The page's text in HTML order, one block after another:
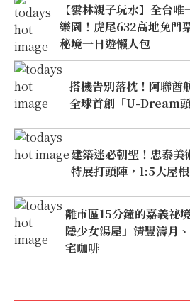
【雲林親子玩水】全台
樂園！虎尾632高地免門
秘境一日遊懶人包
搭機告別落枕！阿聯酋
全球首創「U-Dream
建築迷必朝聖！忠泰
特展打頭陣，1:5大屋
離市區15分鐘的嘉義祕
隱少女湯屋」清豐濤月
宅咖啡